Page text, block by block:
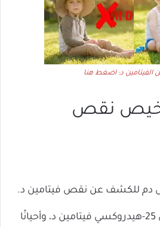
الفيتامين د: اضغط هنا
نقص
للكشف عن نقص فيتامين د.
يقيس الفحص مستوى 25-هيدروكسي فيتامين د، وأحيانًا